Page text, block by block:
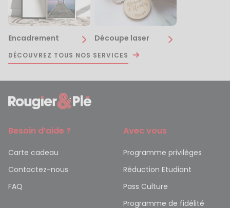
Encadrement Découpe laser
DÉCOUVREZ TOUS NOS SERVICES
Besoin d’aide ?
Carte cadeau
Contactez-nous
FAQ
Avec vous
Programme privilèges
Réduction Etudiant
Pass Culture
Programme de fidélité